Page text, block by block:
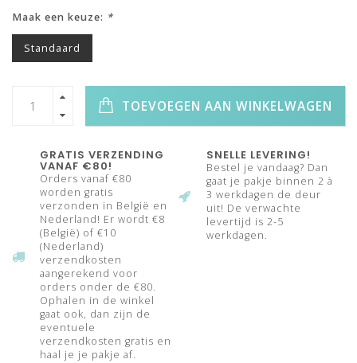
Maak een keuze: *
Standaard
TOEVOEGEN AAN WINKELWAGEN
GRATIS VERZENDING
VANAF €80!
Orders vanaf €80
worden gratis
verzonden in België en
Nederland! Er wordt €8
(België) of €10
(Nederland)
verzendkosten
aangerekend voor
orders onder de €80.
Ophalen in de winkel
gaat ook, dan zijn de
eventuele
verzendkosten gratis en
haal je je pakje af.
SNELLE LEVERING!
Bestel je vandaag? Dan
gaat je pakje binnen 2 à
3 werkdagen de deur
uit! De verwachte
levertijd is 2-5
werkdagen.